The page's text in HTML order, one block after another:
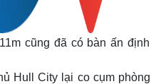
cũng đã có bàn ấn định
Hull City lại co cụm phòng